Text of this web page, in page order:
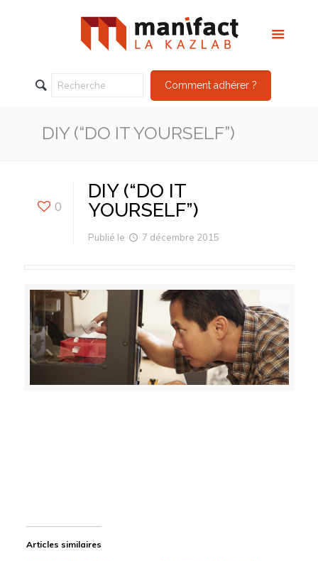
Comment adhérer ?
DIY (“DO IT YOURSELF”)
0
DIY (“DO IT
YOURSELF”)
Publié le 7 décembre 2015
Articles similaires